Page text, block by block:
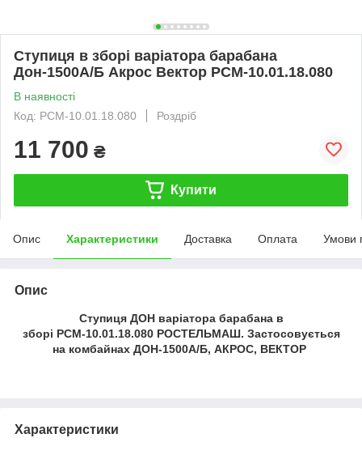
Ступиця в зборі варіатора барабана
Дон-1500А/Б Акрос Вектор РСМ-10.01.18.080
В наявності
Код: РСМ-10.01.18.080
Роздріб
11 700 ₴
Купити
Опис Характеристики Доставка Оплата Умови
Опис
Ступиця ДОН варіатора барабана в
зборі РСМ-10.01.18.080 РОСТЕЛЬМАШ. Застосовується
на комбайнах ДОН-1500А/Б, АКРОС, ВЕКТОР
Характеристики